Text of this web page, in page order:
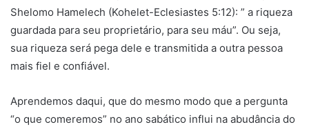
Shelomo Hamelech (Kohelet-Eclesiastes 5:12): ” a riqueza
guardada para seu proprietário, para seu máu”. Ou seja,
sua riqueza será pega dele e transmitida a outra pessoa
mais fiel e confiável.
Aprendemos daqui, que do mesmo modo que a pergunta
“o que comeremos” no ano sabático influi na abudância do